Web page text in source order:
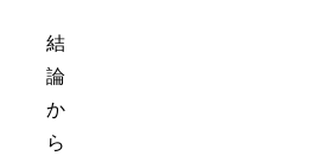
結
論
か
ら